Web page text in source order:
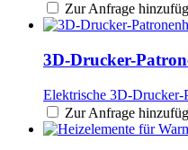
Zur Anfrage
3D-Drucker-
Elektrische 3D-Drucker-
Zur Anfrage